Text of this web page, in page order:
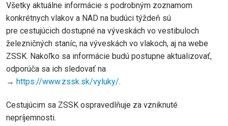
Všetky aktuálne informácie s podrobným zoznamom
konkrétnych vlakov a NAD na budúci týždeň sú
pre cestujúcich dostupné na výveskách vo vestibuloch
železničných staníc, na výveskách vo vlakoch, aj na webe
ZSSK. Nakoľko sa informácie budú postupne aktualizovať,
odporúča sa ich sledovať na
→ https://www.zssk.sk/vyluky/.
Cestujúcim sa ZSSK ospravedlňuje za vzniknuté
nepríjemnosti.